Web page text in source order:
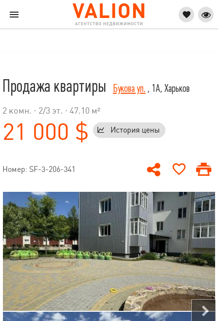
Продажа квартиры Букова ул. , 1А, Харьков
2 комн. · 2/3 эт. · 47.10 м²
21 000 $ История цены
Номер: SF-3-206-341